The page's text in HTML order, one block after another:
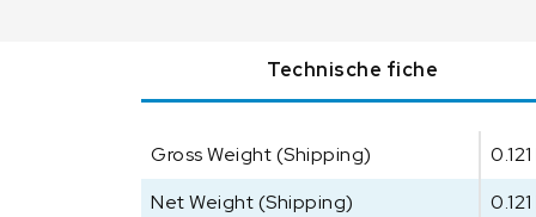
Technische fiche
Gross Weight (Shipping)
Net Weight (Shipping)